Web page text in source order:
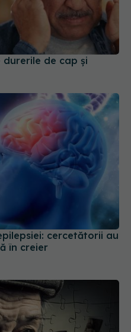
durerile de cap și
cercetătorii au
în creier